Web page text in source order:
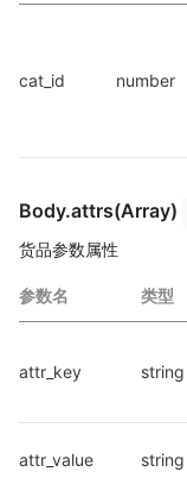
cat_id number
Body.attrs(Array)
货品参数属性
参数名 类型
attr_key string
attr_value string